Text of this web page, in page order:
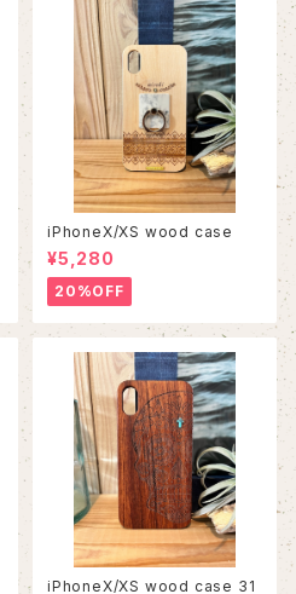
iPhoneX/XS wood case
¥5,280
20%OFF
iPhoneX/XS wood case 31